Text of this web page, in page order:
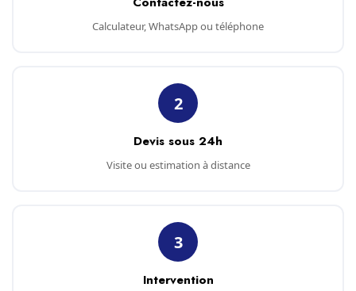
Calculateur, WhatsApp ou téléphone
2
Devis sous 24h
Visite ou estimation à distance
3
Intervention